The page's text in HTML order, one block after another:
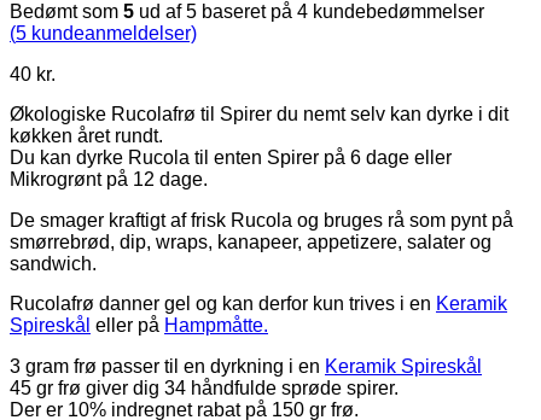
Bedømt som 5 ud af 5 baseret på 4 kundebedømmelser
(5 kundeanmeldelser)
40 kr.
Økologiske Rucolafrø til Spirer du nemt selv kan dyrke i dit
køkken året rundt.
Du kan dyrke Rucola til enten Spirer på 6 dage eller
Mikrogrønt på 12 dage.
De smager kraftigt af frisk Rucola og bruges rå som pynt på
smørrebrød, dip, wraps, kanapeer, appetizere, salater og
sandwich.
Rucolafrø danner gel og kan derfor kun trives i en Keramik
Spireskål eller på Hampmåtte.
3 gram frø passer til en dyrkning i en Keramik Spireskål
45 gr frø giver dig 34 håndfulde sprøde spirer.
Der er 10% indregnet rabat på 150 gr frø.